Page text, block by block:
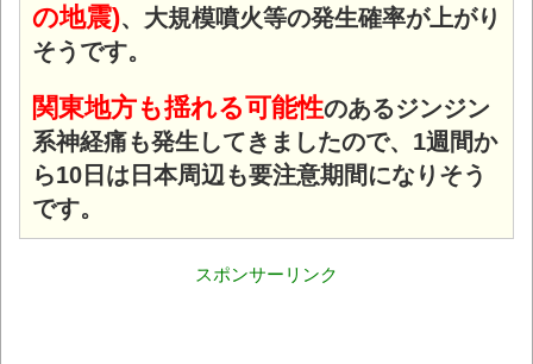
の地震)、大規模噴火等の発生確率が上がり
そうです。
関東地方も揺れる可能性のあるジンジン
系神経痛も発生してきましたので、1週間か
ら10日は日本周辺も要注意期間になりそう
です。
スポンサーリンク